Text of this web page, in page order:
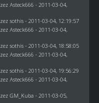
Asteck666 - 2011-03-04,
sothis- 2011-03-04, 12:19:57
Asteck666 - 2011-03-04,
sothis- 2011-03-04, 18:58:05
Asteck666 - 2011-03-04,
sothis- 2011-03-04, 19:56:29
Asteck666 - 2011-03-04,
GM_Kuba - 2011-03-05,